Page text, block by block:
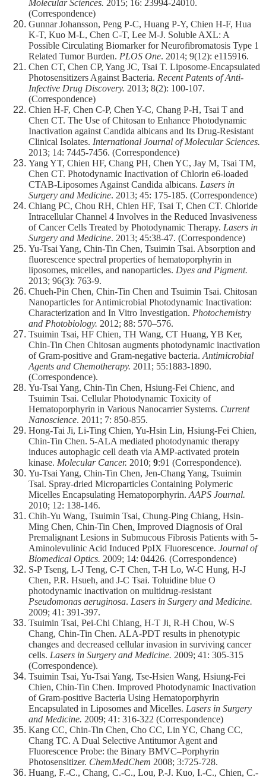
Molecular Sciences. 2015; 16: 23994-24010.
(Correspondence)
Gunnar Johansson, Peng P-C, Huang P-Y, Chien H-F, Hua
K-T, Kuo M-L, Chen C-T, Lee M-J. Soluble AXL: A
Possible Circulating Biomarker for Neurofibromatosis Type 1
Related Tumor Burden. PLOS One. 2014; 9(12): e115916.
Chen CT, Chen CP, Yang JC, Tsai T. Liposome-Encapsulated
Photosensitizers Against Bacteria. Recent Patents of Anti-
Infective Drug Discovery. 2013; 8(2): 100-107.
(Correspondence)
Chien H-F, Chen C-P, Chen Y-C, Chang P-H, Tsai T and
Chen CT. The Use of Chitosan to Enhance Photodynamic
Inactivation against Candida albicans and Its Drug-Resistant
Clinical Isolates. International Journal of Molecular Sciences.
2013; 14: 7445-7456. (Correspondence)
Yang YT, Chien HF, Chang PH, Chen YC, Jay M, Tsai TM,
Chen CT. Photodynamic Inactivation of Chlorin e6-loaded
CTAB-Liposomes Against Candida albicans. Lasers in
Surgery and Medicine. 2013; 45: 175-185. (Correspondence)
Chiang PC, Chou RH, Chien HF, Tsai T, Chen CT. Chloride
Intracellular Channel 4 Involves in the Reduced Invasiveness
of Cancer Cells Treated by Photodynamic Therapy. Lasers in
Surgery and Medicine. 2013; 45:38-47. (Correspondence)
Yu-Tsai Yang, Chin-Tin Chen, Tsuimin Tsai. Absorption and
fluorescence spectral properties of hematoporphyrin in
liposomes, micelles, and nanoparticles. Dyes and Pigment.
2013; 96(3): 763-9.
Chueh-Pin Chen, Chin-Tin Chen and Tsuimin Tsai. Chitosan
Nanoparticles for Antimicrobial Photodynamic Inactivation:
Characterization and In Vitro Investigation. Photochemistry
and Photobiology. 2012; 88: 570–576.
Tsuimin Tsai, HF Chien, TH Wang, CT Huang, YB Ker,
Chin-Tin Chen Chitosan augments photodynamic inactivation
of Gram-positive and Gram-negative bacteria. Antimicrobial
Agents and Chemotherapy. 2011; 55:1883-1890.
(Correspondence).
Yu-Tsai Yang, Chin-Tin Chen, Hsiung-Fei Chienc, and
Tsuimin Tsai. Cellular Photodynamic Toxicity of
Hematoporphyrin in Various Nanocarrier Systems. Current
Nanoscience. 2011; 7: 850-855.
Hong-Tai Ji, Li-Ting Chien, Yu-Hsin Lin, Hsiung-Fei Chien,
Chin-Tin Chen. 5-ALA mediated photodynamic therapy
induces autophagic cell death via AMP-activated protein
kinase. Molecular Cancer. 2010; 9:91 (Correspondence).
Yu-Tsai Yang, Chin-Tin Chen, Jen-Chang Yang, Tsuimin
Tsai. Spray-dried Microparticles Containing Polymeric
Micelles Encapsulating Hematoporphyrin. AAPS Journal.
2010; 12: 138-146.
Chih-Yu Wang, Tsuimin Tsai, Chung-Ping Chiang, Hsin-
Ming Chen, Chin-Tin Chen. Improved Diagnosis of Oral
Premalignant Lesions in Submucous Fibrosis Patients with 5-
Aminolevulinic Acid Induced PpIX Fluorescence. Journal of
Biomedical Optics. 2009; 14: 04426. (Correspondence)
S-P Tseng, L-J Teng, C-T Chen, T-H Lo, W-C Hung, H-J
Chen, P.R. Hsueh, and J-C Tsai. Toluidine blue O
photodynamic inactivation on multidrug-resistant
Pseudomonas aeruginosa. Lasers in Surgery and Medicine.
2009; 41: 391-397.
Tsuimin Tsai, Pei-Chi Chiang, H-T Ji, R-H Chou, W-S
Chang, Chin-Tin Chen. ALA-PDT results in phenotypic
changes and decreased cellular invasion in surviving cancer
cells. Lasers in Surgery and Medicine. 2009; 41: 305-315
(Correspondence).
Tsuimin Tsai, Yu-Tsai Yang, Tse-Hsien Wang, Hsiung-Fei
Chien, Chin-Tin Chen. Improved Photodynamic Inactivation
of Gram-positive Bacteria Using Hematoporphyrin
Encapsulated in Liposomes and Micelles. Lasers in Surgery
and Medicine. 2009; 41: 316-322 (Correspondence)
Kang CC, Chin-Tin Chen, Cho CC, Lin YC, Chang CC,
Chang TC. A Dual Selective Antitumor Agent and
Fluorescence Probe: the Binary BMVC–Porphyrin
Photosensitizer. ChemMedChem 2008; 3:725-728.
Huang, F.-C., Chang, C.-C., Lou, P.-J. Kuo, I.-C., Chien, C.-